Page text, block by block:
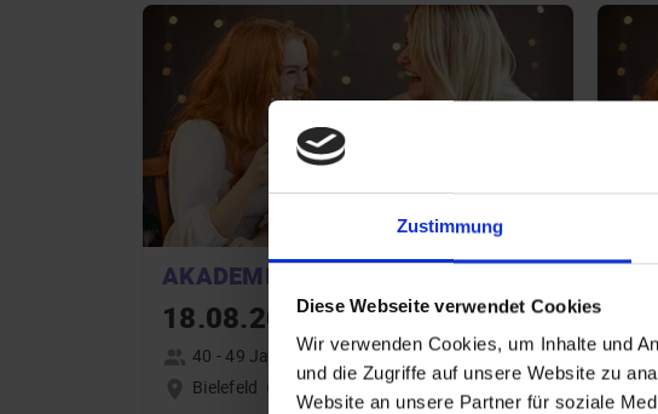
Zustimmung
Diese Webseite verwendet Cookies
Wir verwenden Cookies, um Inhalte und
und die Zugriffe auf unsere Website zu
Website an unsere Partner für soziale
AKADEMIKER
18.08.2026 16:00
40 - 49 Jahre
Bielefeld